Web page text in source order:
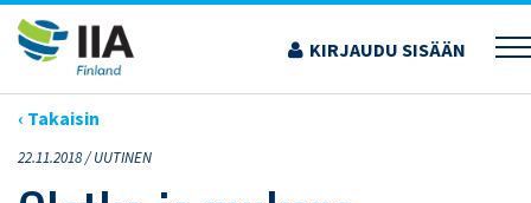
Siirry
sisältöön
KIRJAUDU SISÄÄN
›ARTIKKELIT›OLETKO JO MUKANA LINKEDIN -RYHMÄSSÄMME?
‹ Takaisin
22.11.2018 /UUTINEN